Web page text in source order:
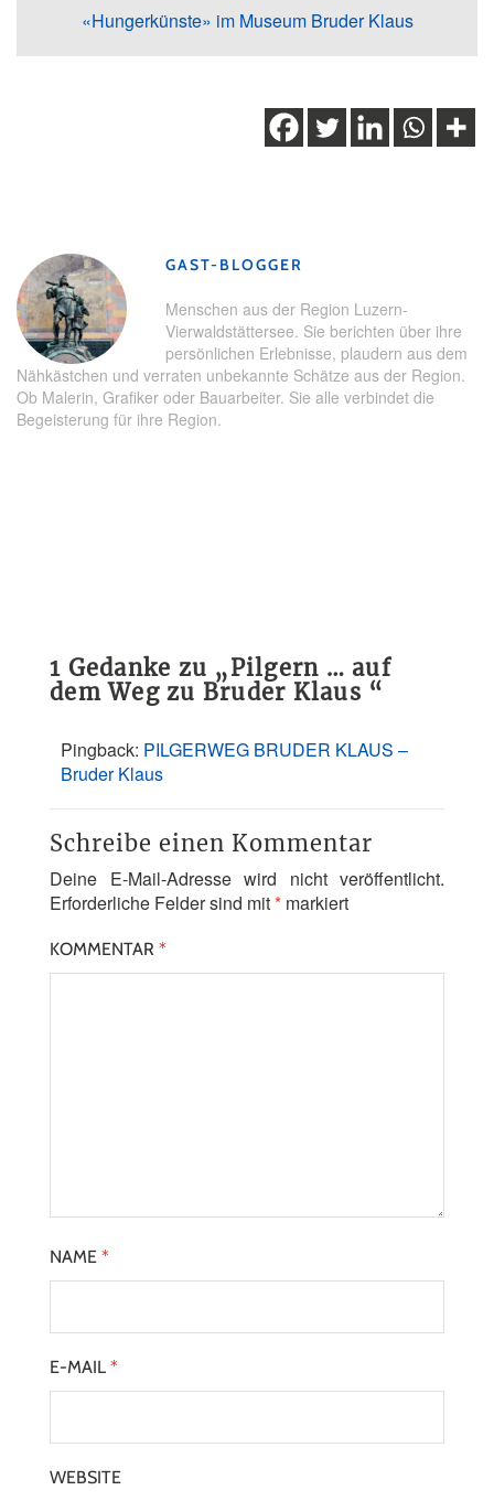
«Hungerkünste» im Museum Bruder Klaus
GAST-BLOGGER
Menschen aus der Region Luzern-
Vierwaldstättersee. Sie berichten über ihre
persönlichen Erlebnisse, plaudern aus dem
Nähkästchen und verraten unbekannte Schätze aus der Region.
Ob Malerin, Grafiker oder Bauarbeiter. Sie alle verbindet die
Begeisterung für ihre Region.
1 Gedanke zu „Pilgern … auf
dem Weg zu Bruder Klaus “
Pingback: PILGERWEG BRUDER KLAUS –
Bruder Klaus
Schreibe einen Kommentar
Deine E-Mail-Adresse wird nicht veröffentlicht.
Erforderliche Felder sind mit* markiert
KOMMENTAR *
NAME *
E-MAIL *
WEBSITE